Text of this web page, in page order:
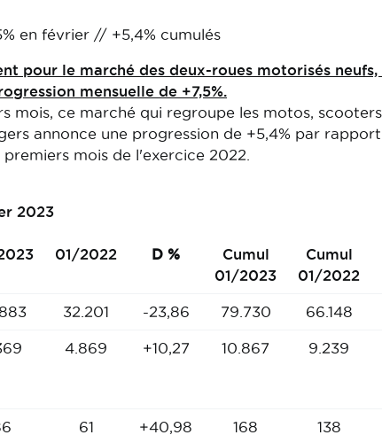
en février // +5,4% cumulés
pour le marché des deux-roues motorisés neufs,
mensuelle de +7,5%.
mois, ce marché qui regroupe les motos,
annonce une progression de +5,4% par
mois de l'exercice 2022.
2023
01/2022 D %
Cumul
01/2023
Cumul
01/2022
32.201 -23,86 79.730 66.148
4.869 +10,27 10.867 9.239
61
+40,98
168
138